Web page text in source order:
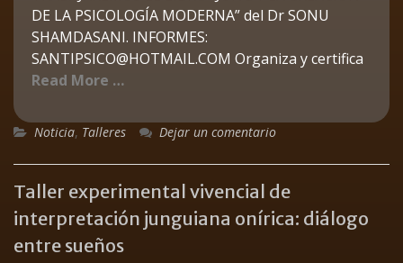
DE LA PSICOLOGÍA MODERNA” del Dr SONU
SHAMDASANI. INFORMES:
SANTIPSICO@HOTMAIL.COM Organiza y certifica
Read More …
Noticia, Talleres Dejar un comentario
Taller experimental vivencial de
interpretación junguiana onírica: diálogo
entre sueños